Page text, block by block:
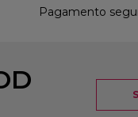
Pagamento